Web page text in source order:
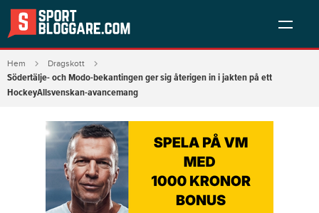
Hem Dragskott
Södertälje- och Modo-bekantingen ger sig återigen in i jakten på ett
HockeyAllsvenskan-avancemang